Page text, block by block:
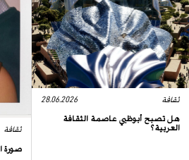
ثقافة 28.06.2026
هل تصبح أبوظبي عاصمة الثقافة
العربية؟ ثقافة
صورة